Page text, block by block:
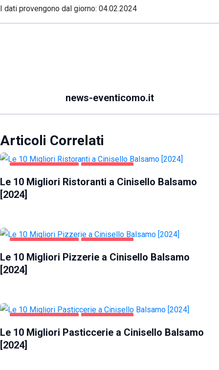
I dati provengono dal giorno: 04.02.2024
news-eventicomo.it
Articoli Correlati
Le 10 Migliori Ristoranti a Cinisello Balsamo
[2024]
Le 10 Migliori Pizzerie a Cinisello Balsamo
[2024]
Le 10 Migliori Pasticcerie a Cinisello Balsamo
[2024]